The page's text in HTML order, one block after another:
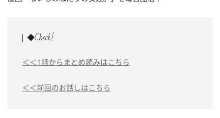
◆Check!
＜＜1話からまとめ読みはこちら
＜＜前回のお話しはこちら